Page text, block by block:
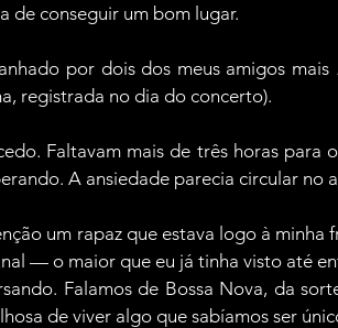
de conseguir um bom lugar.
por dois dos meus amigos mais
registrada no dia do concerto).
Faltavam mais de três horas para
A ansiedade parecia circular no
um rapaz que estava logo à minha
— o maior que eu já tinha visto até
Falamos de Bossa Nova, da
de viver algo que sabíamos ser